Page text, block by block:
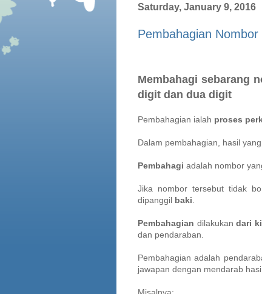
Saturday, January 9, 2016
Pembahagian Nombor
Membahagi sebarang
digit dan dua digit
Pembahagian ialah proses
Dalam pembahagian, hasil
Pembahagi adalah nombor
Jika nombor tersebut tidak
dipanggil baki
Pembahagian dilakukandari
dan pendaraban.
Pembahagian adalah
jawapan dengan mendarab